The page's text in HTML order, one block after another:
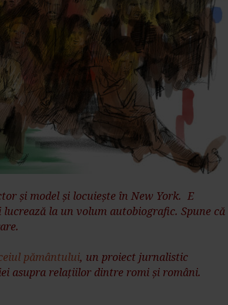
și model și locuiește în New York. E
la un volum autobiografic. Spune că
pământului, un proiect jurnalistic
asupra relațiilor dintre romi și români.